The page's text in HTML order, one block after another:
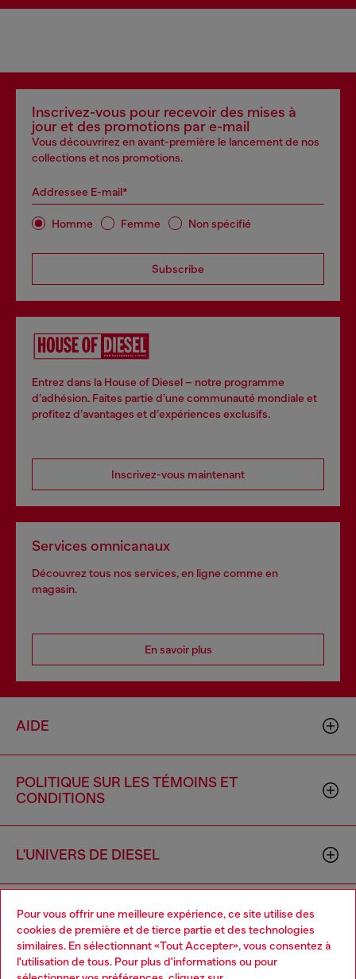
Pour vous offrir une meilleure expérience, ce site utilise des
cookies de première et de tierce partie et des technologies
similaires. En sélectionnant «Tout Accepter», vous consentez à
l'utilisation de tous. Pour plus d'informations ou pour
Inscrivez-vous pour recevoir des mises à
jour et des promotions par e-mail
Vous découvrirez en avant-première le lancement de nos
collections et nos promotions.
Addressee E-mail*
Homme Femme Non spécifié
Subscribe
Entrez dans la House of Diesel – notre programme
d’adhésion. Faites partie d’une communauté mondiale et
profitez d’avantages et d’expériences exclusifs.
Inscrivez-vous maintenant
Services omnicanaux
Découvrez tous nos services, en ligne comme en
magasin.
En savoir plus
AIDE
POLITIQUE SUR LES TÉMOINS ET
CONDITIONS
L'UNIVERS DE DIESEL
ENTREPRISE
Choose your location